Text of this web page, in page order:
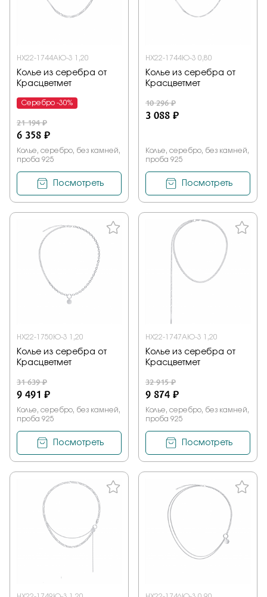
НХ22-1744АЮ-3 1,20
Колье из серебра от
Красцветмет
Серебро -30%
21 194 ₽
6 358 ₽
Колье, серебро, без камней,
проба 925
Посмотреть
НХ22-1744Ю-3 0,80
Колье из серебра от
Красцветмет
10 296 ₽
3 088 ₽
Колье, серебро, без камней,
проба 925
Посмотреть
НХ22-1750Ю-3 1,20
Колье из серебра от
Красцветмет
31 639 ₽
9 491 ₽
Колье, серебро, без камней,
проба 925
Посмотреть
НХ22-1747АЮ-3 1,20
Колье из серебра от
Красцветмет
32 915 ₽
9 874 ₽
Колье, серебро, без камней,
проба 925
Посмотреть